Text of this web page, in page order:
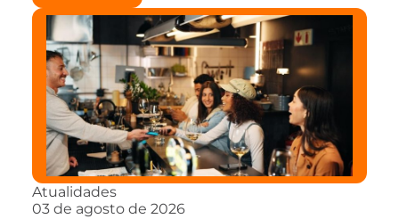
Atualidades
03 de agosto de 2026